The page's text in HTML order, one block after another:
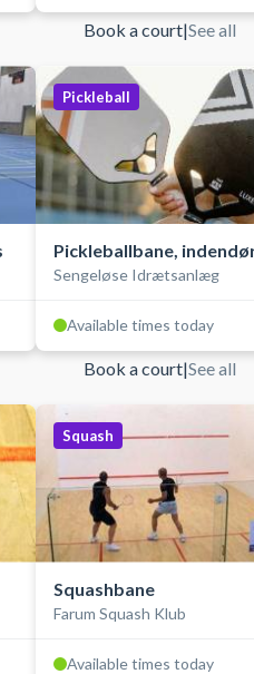
Book a court|See all
Pickleball
Pickleballbane,
Sengeløse Idrætsanlæg
Available times today
Book a court|See all
Squash
Squashbane
Farum Squash Klub
Available times today